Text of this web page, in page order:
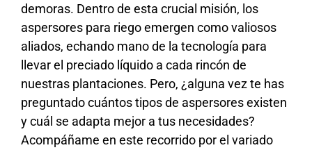
demoras. Dentro de esta crucial misión, los
aspersores para riego emergen como valiosos
aliados, echando mano de la tecnología para
llevar el preciado líquido a cada rincón de
nuestras plantaciones. Pero, ¿alguna vez te has
preguntado cuántos tipos de aspersores existen
y cuál se adapta mejor a tus necesidades?
Acompáñame en este recorrido por el variado